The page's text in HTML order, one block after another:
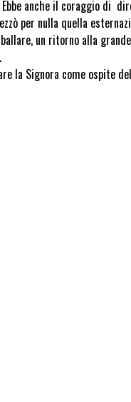
anche il coraggio di
per nulla quella
un ritorno alla
la Signora come ospite